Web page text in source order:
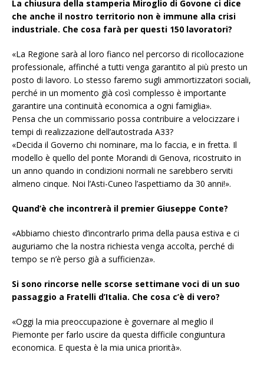
La chiusura della stamperia Miroglio di Govone ci dice
che anche il nostro territorio non è immune alla crisi
industriale. Che cosa farà per questi 150 lavoratori?
«La Regione sarà al loro fianco nel percorso di ricollocazione
professionale, affinché a tutti venga garantito al più presto un
posto di lavoro. Lo stesso faremo sugli ammortizzatori sociali,
perché in un momento già così complesso è importante
garantire una continuità economica a ogni famiglia».
Pensa che un commissario possa contribuire a velocizzare i
tempi di realizzazione dell’autostrada A33?
«Decida il Governo chi nominare, ma lo faccia, e in fretta. Il
modello è quello del ponte Morandi di Genova, ricostruito in
un anno quando in condizioni normali ne sarebbero serviti
almeno cinque. Noi l’Asti-Cuneo l’aspettiamo da 30 anni!».
Quand’è che incontrerà il premier Giuseppe Conte?
«Abbiamo chiesto d’incontrarlo prima della pausa estiva e ci
auguriamo che la nostra richiesta venga accolta, perché di
tempo se n’è perso già a sufficienza».
Si sono rincorse nelle scorse settimane voci di un suo
passaggio a Fratelli d’Italia. Che cosa c’è di vero?
«Oggi la mia preoccupazione è governare al meglio il
Piemonte per farlo uscire da questa difficile congiuntura
economica. E questa è la mia unica priorità».